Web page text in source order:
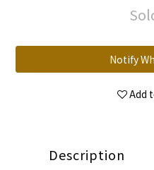
Notify
Add
Description